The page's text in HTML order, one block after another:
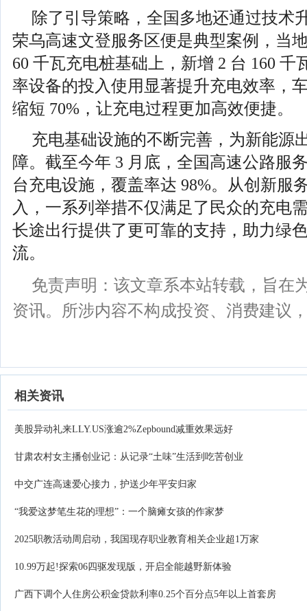
除了引导策略，全国多地还通过技术
荣乌高速文登服务区便是典型案例，当
60 千瓦充电桩基础上，新增 2 台 160 千
率设备的投入使用显著提升充电效率，
缩短 70%，让充电过程更加高效便捷。
充电基础设施的不断完善，为新能源
障。截至今年 3 月底，全国高速公路服
台充电设施，覆盖率达 98%。从创新服
入，一系列举措不仅满足了民众的充电
长途出行提供了更可靠的支持，助力绿
流。
免责声明：该文章系本站转载，旨在
资讯。所涉内容不构成投资、消费建议
相关资讯
美股异动礼来LLY.US涨逾2%Zepbound减重效果远好
甘肃农村女主播创业记：从记录“土味”生活到吃苦创业
中交广连高速爱心接力，护送少年平安归家
“我爱这梦笔生花的理想”：一个脑瘫女孩的作家梦
2025职教活动周启动，我国现存职业教育相关企业超1万家
10.99万起!探索06四驱发现版，开启全能越野新体验
广西下调个人住房公积金贷款利率0.25个百分点5年以上首套房